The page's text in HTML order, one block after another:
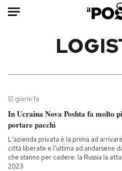
Mondo
Politica
Tecnologia
Internet
Scienza
12 giorni fa
In Ucraina Nova Poshta fa molto
portare pacchi
L'azienda privata è la prima ad
città liberate e l'ultima ad andarsene
che stanno per cadere: la Russia la
2023